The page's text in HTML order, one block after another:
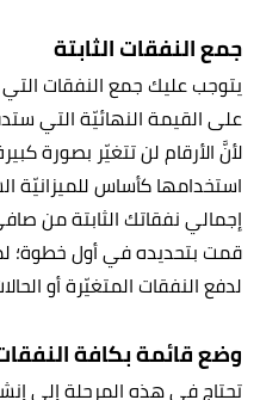
جمع النفقات الثابتة
يتوجب عليك جمع النفقات
على القيمة النهائيّة التي
لأنَّ الأرقام لن تتغيّر بصورة
استخدامها كأساس للميزانيّة
إجمالي نفقاتك الثابتة من
قمت بتحديده في أول خطوة؛
لدفع النفقات المتغيّرة أو
وضع قائمة بكافة
تحتاج في هذه المرحلة إلى